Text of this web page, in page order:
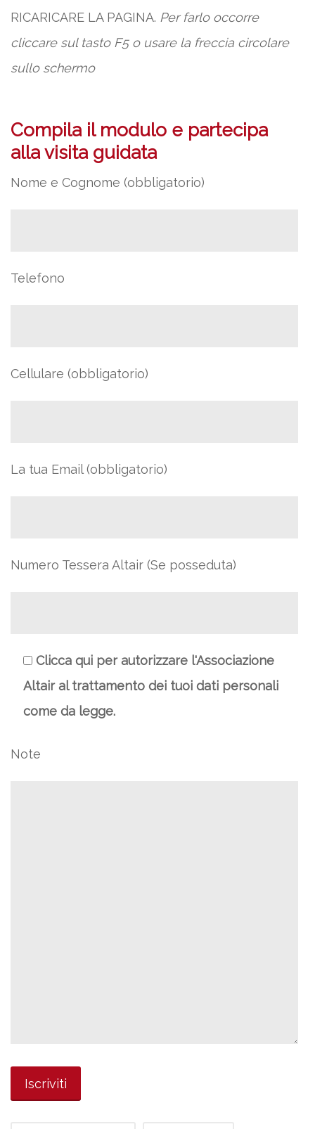
RICARICARE LA PAGINA. Per farlo occorre
cliccare sul tasto F5 o usare la freccia circolare
sullo schermo
Compila il modulo e partecipa
alla visita guidata
Nome e Cognome (obbligatorio)
Telefono
Cellulare (obbligatorio)
La tua Email (obbligatorio)
Numero Tessera Altair (Se posseduta)
Clicca qui per autorizzare l'Associazione
Altair al trattamento dei tuoi dati personali
come da legge.
Note